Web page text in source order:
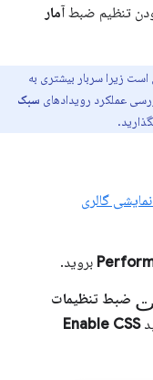
تنظیم ضبط آمار
زیرا سربار بیشتری به
عملکرد رویدادهای سبک
گالری
بروید.
ضبط تنظیمات
Enable CSS